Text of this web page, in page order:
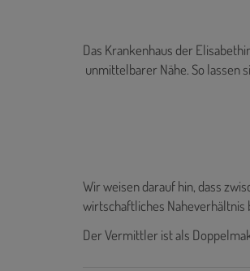
Das Krankenhaus der
unmittelbarer Nähe. So lassen
Wir weisen darauf hin, dass
wirtschaftliches Naheverhältnis
Der Vermittler ist als